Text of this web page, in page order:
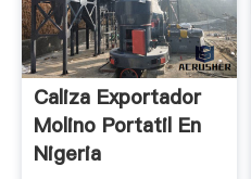
Caliza Exportador
Molino Portatil En
Nigeria